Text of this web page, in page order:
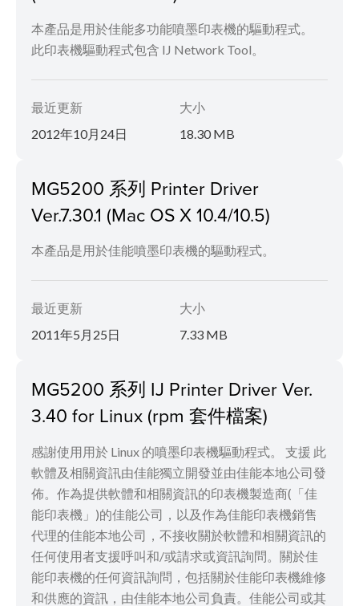
本產品是用於佳能多功能噴墨印表機的驅動程式。
此印表機驅動程式包含 IJ Network Tool。
最近更新
2012年10月24日
大小
18.30 MB
MG5200 系列 Printer Driver
Ver.7.30.1 (Mac OS X 10.4/10.5)
本產品是用於佳能噴墨印表機的驅動程式。
最近更新
2011年5月25日
大小
7.33 MB
MG5200 系列 IJ Printer Driver Ver.
3.40 for Linux (rpm 套件檔案)
感謝使用用於 Linux 的噴墨印表機驅動程式。 支援 此
軟體及相關資訊由佳能獨立開發並由佳能本地公司發
佈。作為提供軟體和相關資訊的印表機製造商(「佳
能印表機」)的佳能公司，以及作為佳能印表機銷售
代理的佳能本地公司，不接收關於軟體和相關資訊的
任何使用者支援呼叫和/或請求或資訊詢問。關於佳
能印表機的任何資訊詢問，包括關於佳能印表機維修
和供應的資訊，由佳能本地公司負責。佳能公司或其